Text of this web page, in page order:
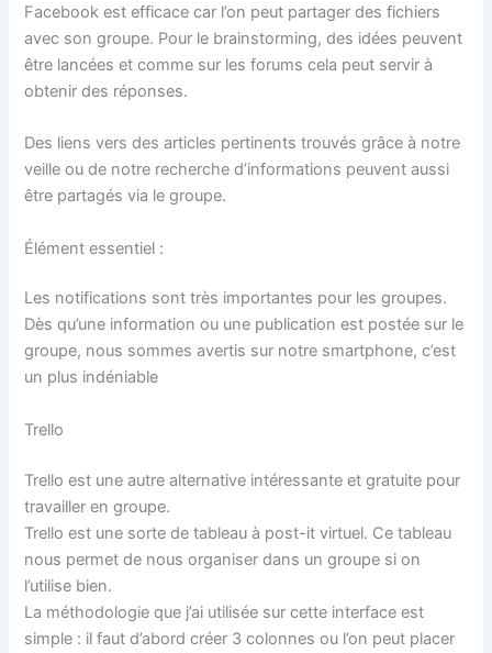
Facebook est efficace car l’on peut partager des fichiers
avec son groupe. Pour le brainstorming, des idées peuvent
être lancées et comme sur les forums cela peut servir à
obtenir des réponses.
Des liens vers des articles pertinents trouvés grâce à notre
veille ou de notre recherche d’informations peuvent aussi
être partagés via le groupe.
Élément essentiel :
Les notifications sont très importantes pour les groupes.
Dès qu’une information ou une publication est postée sur le
groupe, nous sommes avertis sur notre smartphone, c’est
un plus indéniable
Trello
Trello est une autre alternative intéressante et gratuite pour
travailler en groupe.
Trello est une sorte de tableau à post-it virtuel. Ce tableau
nous permet de nous organiser dans un groupe si on
l’utilise bien.
La méthodologie que j’ai utilisée sur cette interface est
simple : il faut d’abord créer 3 colonnes ou l’on peut placer